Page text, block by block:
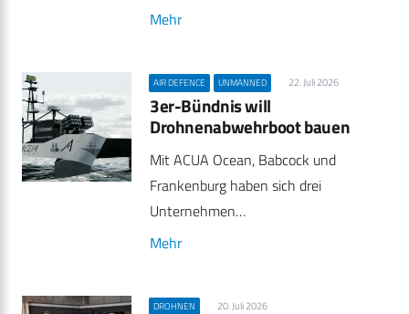
Mehr
AIR DEFENCE UNMANNED 22. Juli 2026
3er-Bündnis will
Drohnenabwehrboot bauen
Mit ACUA Ocean, Babcock und
Frankenburg haben sich drei
Unternehmen…
Mehr
DROHNEN 20. Juli 2026